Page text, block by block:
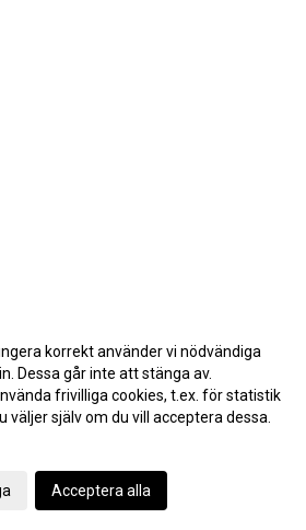
Webbversion
korrekt använder vi nödvändiga
Dessa går inte att stänga av.
frivilliga cookies, t.ex. för statistik
väljer själv om du vill acceptera dessa.
Acceptera alla